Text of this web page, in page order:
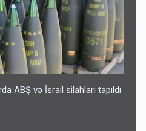
ABŞ və İsrail silahları tapıldı